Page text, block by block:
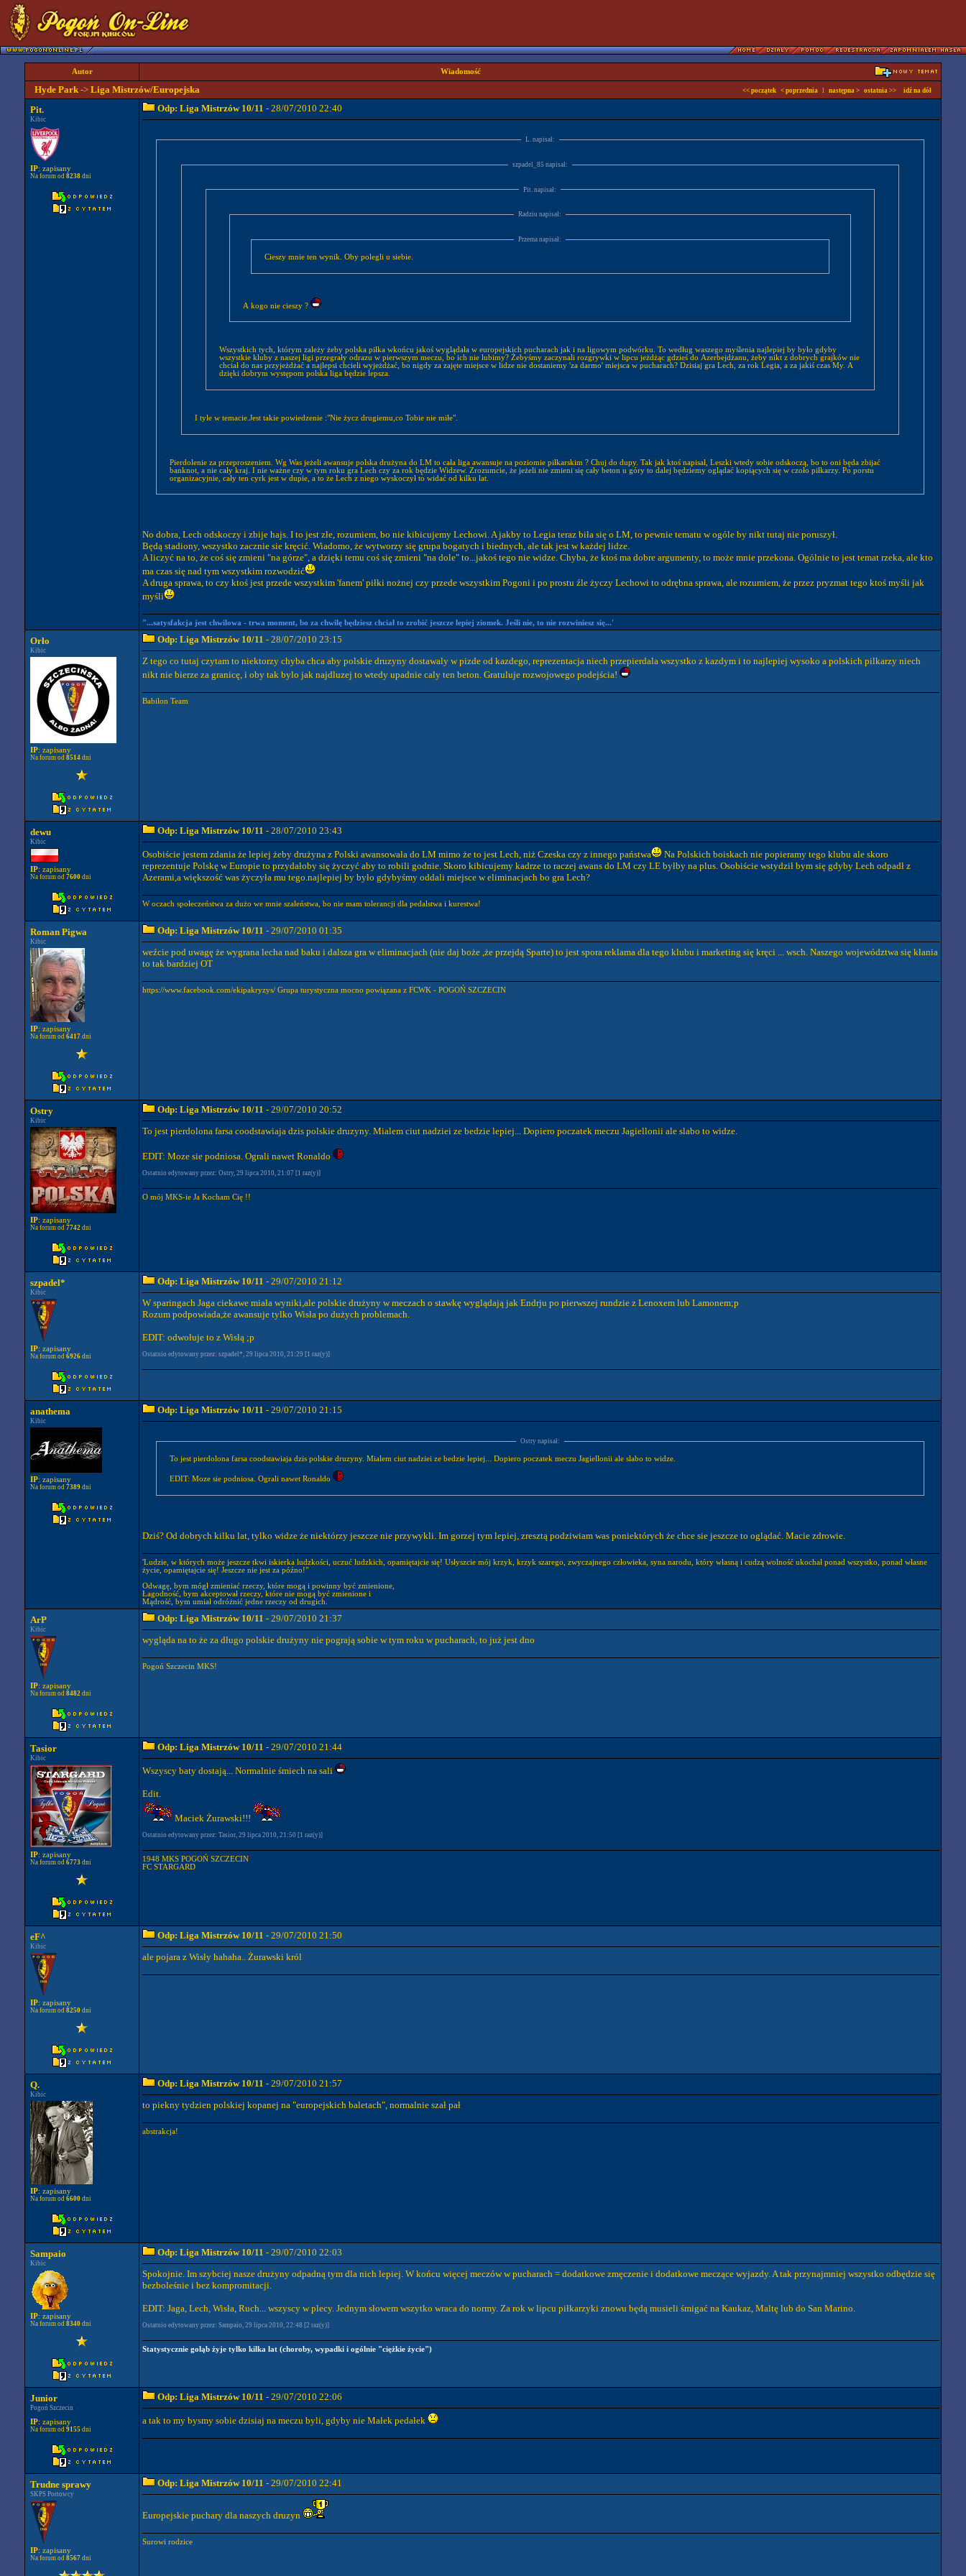
Autor Wiadomość
Hyde Park -> Liga Mistrzów/Europejska << początek < poprzednia l następna > ostatnia >> idź na dół
Pit.
Kibic
IP: zapisany
Na forum od 8238 dni
Odp: Liga Mistrzów 10/11 - 28/07/2010 22:40
L. napisał:
szpadel_85 napisał:
Pit. napisał:
Radziu napisał:
Przema napisał:
Cieszy mnie ten wynik. Oby polegli u siebie.
A kogo nie cieszy ?
Wszystkich tych, którym zależy żeby polska piłka wkońcu jakoś wyglądała w europejskich pucharach jak i na ligowym podwórku. To według waszego myślenia najlepiej by było gdyby
wszystkie kluby z naszej ligi przegrały odrazu w pierwszym meczu, bo ich nie lubimy? Żebyśmy zaczynali rozgrywki w lipcu jeżdżąc gdzieś do Azerbejdżanu, żeby nikt z dobrych grajków nie
chciał do nas przyjeżdżać a najlepsi chcieli wyjeżdżać, bo nigdy za zajęte miejsce w lidze nie dostaniemy 'za darmo' miejsca w pucharach? Dzisiaj gra Lech, za rok Legia, a za jakiś czas My. A
dzięki dobrym występom polska liga będzie lepsza.
I tyle w temacie.Jest takie powiedzenie :"Nie życz drugiemu,co Tobie nie miłe".
Pierdolenie za przeproszeniem. Wg Was jeżeli awansuje polska drużyna do LM to cała liga awansuje na poziomie piłkarskim ? Chuj do dupy. Tak jak ktoś napisał, Leszki wtedy sobie odskoczą, bo to oni będa zbijać
banknot, a nie cały kraj. I nie ważne czy w tym roku gra Lech czy za rok będzie Widzew. Zrozumcie, że jeżeli nie zmieni się cały beton u góry to dalej będziemy oglądać kopiących się w czoło piłkarzy. Po porstu
organizacyjnie, cały ten cyrk jest w dupie, a to że Lech z niego wyskoczył to widać od kilku lat.
No dobra, Lech odskoczy i zbije hajs. I to jest złe, rozumiem, bo nie kibicujemy Lechowi. A jakby to Legia teraz biła się o LM, to pewnie tematu w ogóle by nikt tutaj nie poruszył.
Będą stadiony, wszystko zacznie sie kręcić. Wiadomo, że wytworzy się grupa bogatych i biednych, ale tak jest w każdej lidze.
A liczyć na to, że coś się zmieni "na górze", a dzięki temu coś się zmieni "na dole" to...jakoś tego nie widze. Chyba, że ktoś ma dobre argumenty, to może mnie przekona. Ogólnie to jest temat rzeka, ale kto
ma czas się nad tym wszystkim rozwodzić
A druga sprawa, to czy ktoś jest przede wszystkim 'fanem' piłki nożnej czy przede wszystkim Pogoni i po prostu źle życzy Lechowi to odrębna sprawa, ale rozumiem, że przez pryzmat tego ktoś myśli jak
myśli
"...satysfakcja jest chwilowa - trwa moment, bo za chwilę będziesz chciał to zrobić jeszcze lepiej ziomek. Jeśli nie, to nie rozwiniesz się...'
Orło
Kibic
IP: zapisany
Na forum od 8514 dni
Odp: Liga Mistrzów 10/11 - 28/07/2010 23:15
Z tego co tutaj czytam to niektorzy chyba chca aby polskie druzyny dostawaly w pizde od kazdego, reprezentacja niech przepierdala wszystko z kazdym i to najlepiej wysoko a polskich pilkarzy niech
nikt nie bierze za granicę, i oby tak bylo jak najdluzej to wtedy upadnie caly ten beton. Gratuluje rozwojowego podejścia!
Babilon Team
dewu
Kibic
IP: zapisany
Na forum od 7600 dni
Odp: Liga Mistrzów 10/11 - 28/07/2010 23:43
Osobiście jestem zdania że lepiej żeby drużyna z Polski awansowała do LM mimo że to jest Lech, niż Czeska czy z innego państwa
Na Polskich boiskach nie popieramy tego klubu ale skoro
reprezentuje Polskę w Europie to przydałoby się życzyć aby to robili godnie. Skoro kibicujemy kadrze to raczej awans do LM czy LE byłby na plus. Osobiście wstydził bym się gdyby Lech odpadł z
Azerami,a większość was życzyła mu tego.najlepiej by było gdybyśmy oddali miejsce w eliminacjach bo gra Lech?
W oczach społeczeństwa za dużo we mnie szaleństwa, bo nie mam tolerancji dla pedalstwa i kurestwa!
Roman Pigwa
Kibic
IP: zapisany
Na forum od 6417 dni
Odp: Liga Mistrzów 10/11 - 29/07/2010 01:35
weźcie pod uwagę że wygrana lecha nad baku i dalsza gra w eliminacjach (nie daj boże ,że przejdą Sparte) to jest spora reklama dla tego klubu i marketing się kręci ... wsch. Naszego województwa się kłania
to tak bardziej OT
https://www.facebook.com/ekipakryzys/ Grupa turystyczna mocno powiązana z FCWK - POGOŃ SZCZECIN
Ostry
Kibic
IP: zapisany
Na forum od 7742 dni
Odp: Liga Mistrzów 10/11 - 29/07/2010 20:52
To jest pierdolona farsa coodstawiaja dzis polskie druzyny. Mialem ciut nadziei ze bedzie lepiej... Dopiero poczatek meczu Jagiellonii ale slabo to widze.
EDIT: Moze sie podniosa. Ograli nawet Ronaldo
Ostatnio edytowany przez: Ostry, 29 lipca 2010, 21:07 [1 raz(y)]
O mój MKS-ie Ja Kocham Cię !!
szpadel*
Kibic
IP: zapisany
Na forum od 6926 dni
Odp: Liga Mistrzów 10/11 - 29/07/2010 21:12
W sparingach Jaga ciekawe miała wyniki,ale polskie drużyny w meczach o stawkę wyglądają jak Endrju po pierwszej rundzie z Lenoxem lub Lamonem;p
Rozum podpowiada,że awansuje tylko Wisła po dużych problemach.
EDIT: odwołuje to z Wisłą ;p
Ostatnio edytowany przez: szpadel*, 29 lipca 2010, 21:29 [1 raz(y)]
anathema
Kibic
IP: zapisany
Na forum od 7389 dni
Odp: Liga Mistrzów 10/11 - 29/07/2010 21:15
Ostry napisał:
To jest pierdolona farsa coodstawiaja dzis polskie druzyny. Mialem ciut nadziei ze bedzie lepiej... Dopiero poczatek meczu Jagiellonii ale slabo to widze.
EDIT: Moze sie podniosa. Ograli nawet Ronaldo
Dziś? Od dobrych kilku lat, tylko widze że niektórzy jeszcze nie przywykli. Im gorzej tym lepiej, zresztą podziwiam was poniektórych że chce sie jeszcze to oglądać. Macie zdrowie.
'Ludzie, w których może jeszcze tkwi iskierka ludzkości, uczuć ludzkich, opamiętajcie się! Usłyszcie mój krzyk, krzyk szarego, zwyczajnego człowieka, syna narodu, który własną i cudzą wolność ukochał ponad wszystko, ponad własne
życie, opamiętajcie się! Jeszcze nie jest za późno!"
Odwagę, bym mógł zmieniać rzeczy, które mogą i powinny być zmienione,
Łagodność, bym akceptował rzeczy, które nie mogą być zmienione i
Mądrość, bym umiał odróżnić jedne rzeczy od drugich.
ArP
Kibic
IP: zapisany
Na forum od 8482 dni
Odp: Liga Mistrzów 10/11 - 29/07/2010 21:37
wygląda na to że za długo polskie drużyny nie pograją sobie w tym roku w pucharach, to już jest dno
Pogoń Szczecin MKS!
Tasior
Kibic
IP: zapisany
Na forum od 6773 dni
Odp: Liga Mistrzów 10/11 - 29/07/2010 21:44
Wszyscy baty dostają... Normalnie śmiech na sali
Edit.
Maciek Żurawski!!!
Ostatnio edytowany przez: Tasior, 29 lipca 2010, 21:50 [1 raz(y)]
1948 MKS POGOŃ SZCZECIN
FC STARGARD
eF^
Kibic
IP: zapisany
Na forum od 8250 dni
Odp: Liga Mistrzów 10/11 - 29/07/2010 21:50
ale pojara z Wisły hahaha.. Żurawski król
Q.
Kibic
IP: zapisany
Na forum od 6600 dni
Odp: Liga Mistrzów 10/11 - 29/07/2010 21:57
to piekny tydzien polskiej kopanej na "europejskich baletach", normalnie szał pał
abstrakcja!
Sampaio
Kibic
IP: zapisany
Na forum od 8340 dni
Odp: Liga Mistrzów 10/11 - 29/07/2010 22:03
Spokojnie. Im szybciej nasze drużyny odpadną tym dla nich lepiej. W końcu więcej meczów w pucharach = dodatkowe zmęczenie i dodatkowe meczące wyjazdy. A tak przynajmniej wszystko odbędzie się
bezboleśnie i bez kompromitacji.
EDIT: Jaga, Lech, Wisła, Ruch... wszyscy w plecy. Jednym słowem wszytko wraca do normy. Za rok w lipcu piłkarzyki znowu będą musieli śmigać na Kaukaz, Maltę lub do San Marino.
Ostatnio edytowany przez: Sampaio, 29 lipca 2010, 22:48 [2 raz(y)]
Statystycznie gołąb żyje tylko kilka lat (choroby, wypadki i ogólnie "ciężkie życie")
Junior
Pogoń Szczecin
IP: zapisany
Na forum od 9155 dni
Odp: Liga Mistrzów 10/11 - 29/07/2010 22:06
a tak to my bysmy sobie dzisiaj na meczu byli, gdyby nie Małek pedałek
Trudne sprawy
SKPS Portowcy
IP: zapisany
Na forum od 8567 dni
Odp: Liga Mistrzów 10/11 - 29/07/2010 22:41
Europejskie puchary dla naszych druzyn
Surowi rodzice